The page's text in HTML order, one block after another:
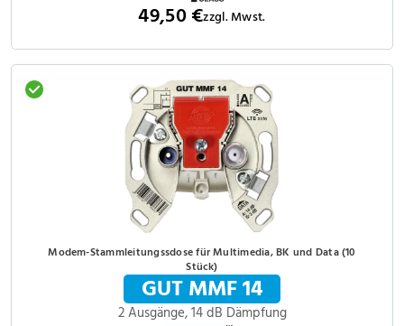
49,50 €zzgl. Mwst.
Modem-Stammleitungssdose für Multimedia, BK und Data (10
Stück)
GUT MMF 14
2 Ausgänge, 14 dB Dämpfung